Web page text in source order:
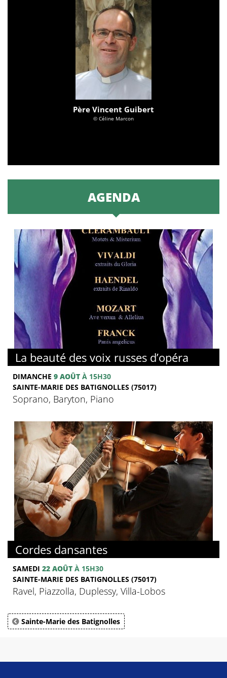
Père Vincent Guibert
© Céline Marcon
AGENDA
La beauté des voix russes d’opéra
DIMANCHE 9 AOÛT À 15H30
SAINTE-MARIE DES BATIGNOLLES (75017)
Soprano, Baryton, Piano
Cordes dansantes
SAMEDI 22 AOÛT À 15H30
SAINTE-MARIE DES BATIGNOLLES (75017)
Ravel, Piazzolla, Duplessy, Villa-Lobos
Sainte-Marie des Batignolles